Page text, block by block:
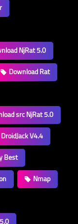
NjRat 5.0
Download Rat
src NjRat 5.0
DroidJack V4.4
Best
Nmap